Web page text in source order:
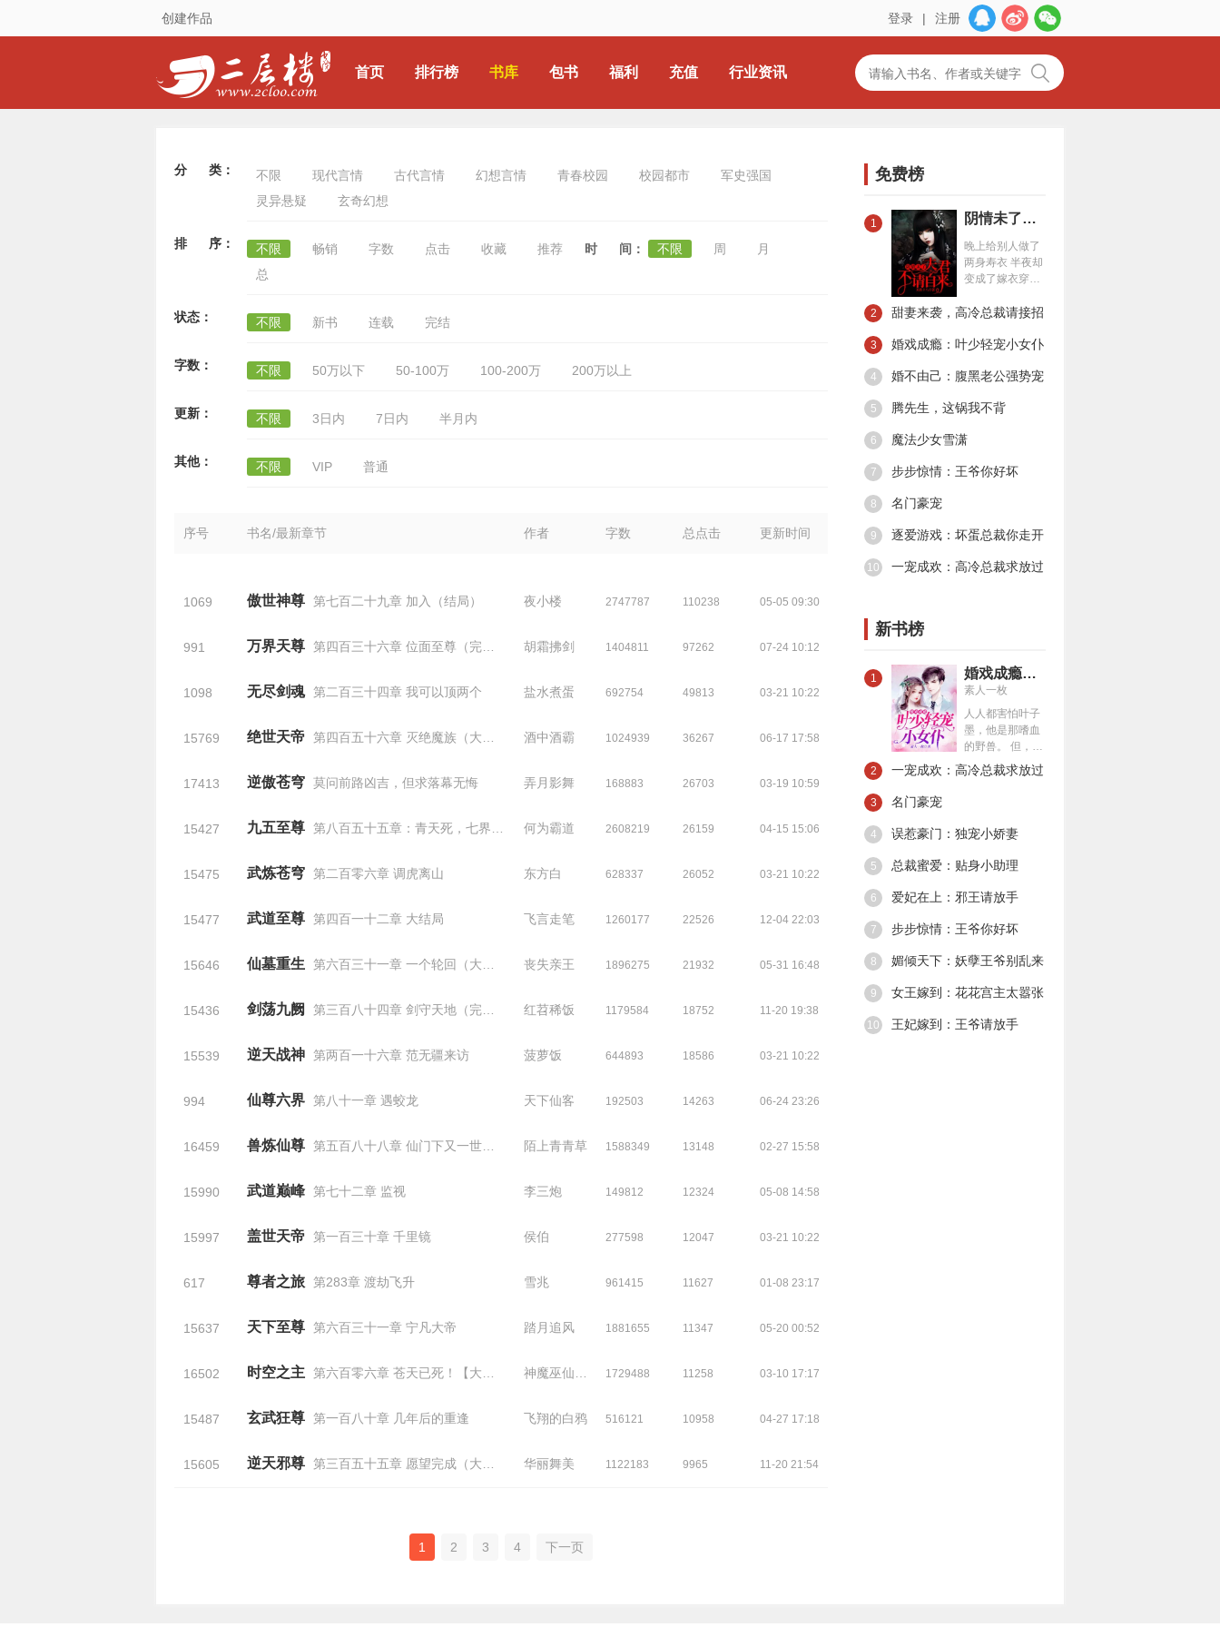
创建作品 登录 | 注册
首页 排行榜 书库 包书 福利 充值 行业资讯
分 类： 不限 现代言情 古代言情 幻想言情 青春校园 校园都市
军史强国
灵异悬疑
玄奇幻想
排 序： 不限 畅销 字数 点击 收藏 推荐 时 间： 不限 周
月
总
状态： 不限 新书 连载 完结
字数： 不限 50万以下 50-100万 100-200万 200万以上
更新： 不限 3日内 7日内 半月内
其他： 不限 VIP 普通
序号 书名/最新章节 作者 字数 总点击 更新时间
1069 傲世神尊 第七百二十九章 加入（结局） 夜小楼 2747787 110238 05-05 09:30
991 万界天尊 第四百三十六章 位面至尊（完结） 胡霜拂剑 1404811 97262 07-24 10:12
1098 无尽剑魂 第二百三十四章 我可以顶两个 盐水煮蛋 692754 49813 03-21 10:22
15769 绝世天帝 第四百五十六章 灭绝魔族（大结局） 酒中酒霸 1024939 36267 06-17 17:58
17413 逆傲苍穹 莫问前路凶吉，但求落幕无悔 弄月影舞 168883 26703 03-19 10:59
15427 九五至尊 第八百五十五章：青天死，七界灭！【大结局】 何为霸道 2608219 26159 04-15 15:06
15475 武炼苍穹 第二百零六章 调虎离山 东方白 628337 26052 03-21 10:22
15477 武道至尊 第四百一十二章 大结局 飞言走笔 1260177 22526 12-04 22:03
15646 仙墓重生 第六百三十一章 一个轮回（大结局） 丧失亲王 1896275 21932 05-31 16:48
15436 剑荡九阙 第三百八十四章 剑守天地（完结） 红苕稀饭 1179584 18752 11-20 19:38
15539 逆天战神 第两百一十六章 范无疆来访 菠萝饭 644893 18586 03-21 10:22
994 仙尊六界 第八十一章 遇蛟龙 天下仙客 192503 14263 06-24 23:26
16459 兽炼仙尊 第五百八十八章 仙门下又一世花开 陌上青青草 1588349 13148 02-27 15:58
15990 武道巅峰 第七十二章 监视 李三炮 149812 12324 05-08 14:58
15997 盖世天帝 第一百三十章 千里镜 侯伯 277598 12047 03-21 10:22
617 尊者之旅 第283章 渡劫飞升 雪兆 961415 11627 01-08 23:17
15637 天下至尊 第六百三十一章 宁凡大帝 踏月追风 1881655 11347 05-20 00:52
16502 时空之主 第六百零六章 苍天已死！【大结局】 1729488 11258 03-10 17:17
15487 玄武狂尊 第一百八十章 几年后的重逢 飞翔的白鸦 516121 10958 04-27 17:18
15605 逆天邪尊 第三百五十五章 愿望完成（大结局） 华丽舞美 1122183 9965 11-20 21:54
1 2 3 4 下一页
免费榜
1 阴情未了：夫君不请自来
晚上给别人做了
两身寿衣 半夜却
变成了嫁衣穿在
就嫁给了 那个男
2 甜妻来袭，高冷总裁请接招
3 婚戏成瘾：叶少轻宠小女仆
4 婚不由己：腹黑老公强势宠
5 腾先生，这锅我不背
6 魔法少女雪潇
7 步步惊情：王爷你好坏
8 名门豪宠
9 逐爱游戏：坏蛋总裁你走开
10 一宠成欢：高冷总裁求放过
新书榜
1 婚戏成瘾：叶少轻宠小女仆
素人一枚
人人都害怕叶子
墨，他是那嗜血
的野兽。 但，夏
一涵觉得，他就
是个小恶魔。 第
象。 却只留下了
个恶魔般笑容，
一走了之。 第二
她禁锢。 你只能
懂么，小女仆。
2 一宠成欢：高冷总裁求放过
3 名门豪宠
4 误惹豪门：独宠小娇妻
5 总裁蜜爱：贴身小助理
6 爱妃在上：邪王请放手
7 步步惊情：王爷你好坏
8 媚倾天下：妖孽王爷别乱来
9 女王嫁到：花花宫主太嚣张
10 王妃嫁到：王爷请放手